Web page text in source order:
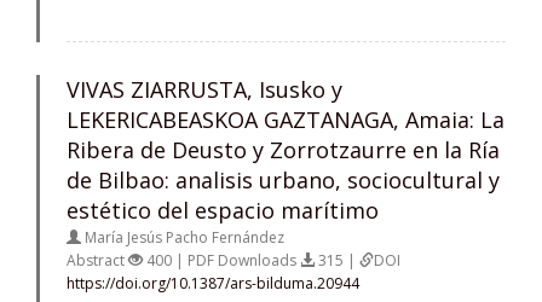
VIVAS ZIARRUSTA, Isusko y
LEKERICABEASKOA GAZTANAGA, Amaia: La
Ribera de Deusto y Zorrotzaurre en la Ría
de Bilbao: analisis urbano, sociocultural y
estético del espacio marítimo
María Jesús Pacho Fernández
Abstract
400 | PDF Downloads 315 |
DOI
https://doi.org/10.1387/ars-bilduma.20944